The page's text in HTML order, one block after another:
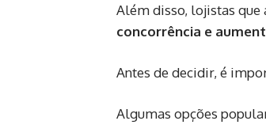
Além disso, lojistas
concorrência e
Antes de decidir, é
Algumas opções